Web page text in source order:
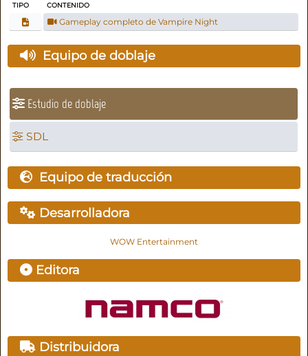
TIPO CONTENIDO
Gameplay completo de Vampire Night
Equipo de doblaje
Estudio de doblaje
SDL
Equipo de traducción
Desarrolladora
WOW Entertainment
Editora
Distribuidora